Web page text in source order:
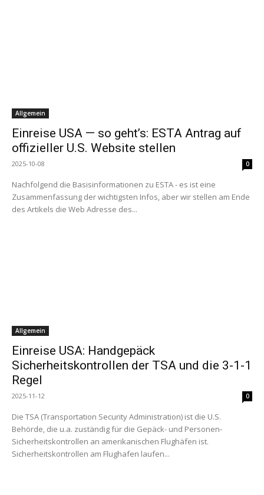
Allgemein
Einreise USA — so geht’s: ESTA Antrag auf
offizieller U.S. Website stellen
2025-10-08 0
Nachfolgend die Basisinformationen zu ESTA - es ist eine
Zusammenfassung der wichtigsten Infos, aber wir stellen am Ende
des Artikels die Web Adresse des...
Allgemein
Einreise USA: Handgepäck
Sicherheitskontrollen der TSA und die 3-1-1
Regel
2025-11-12 0
Die TSA (Transportation Security Administration) ist die U.S.
Behörde, die u.a. zuständig für die Gepäck- und Personen-
Sicherheitskontrollen an amerikanischen Flughäfen ist.
Sicherheitskontrollen am Flughafen laufen...